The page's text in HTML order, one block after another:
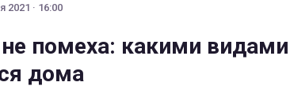
2021 · 16:00
не помеха: какими
дома